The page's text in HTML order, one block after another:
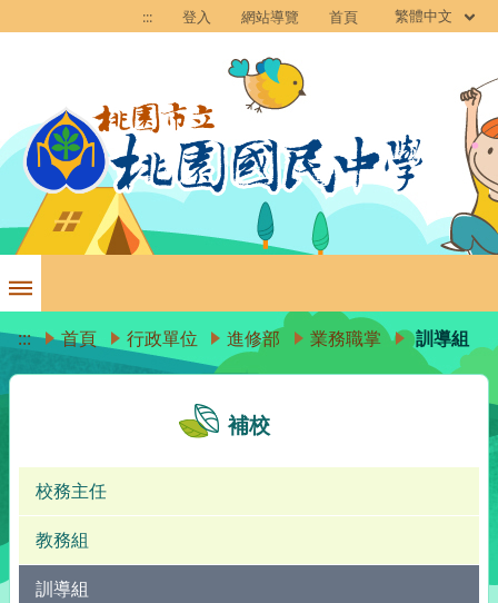
::: 登入 網站導覽 首頁 繁體中文
::: 首頁 行政單位 進修部 業務職掌 訓導組
補校
校務主任
教務組
訓導組